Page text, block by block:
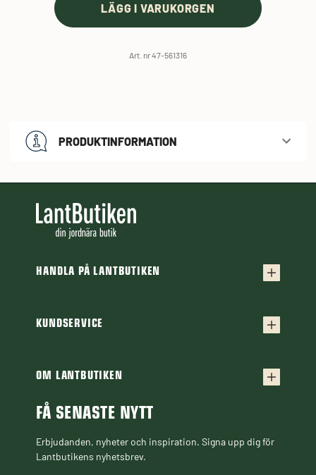
LÄGG I VARUKORGEN
Art. nr 47-561316
PRODUKTINFORMATION
HANDLA PÅ LANTBUTIKEN
Frakt & leverans
Finansiering
Guider & Artiklar
Black Week
KUNDSERVICE
Frågor & svar
Cookiepolicy
OM LANTBUTIKEN
Om Lantbutiken
FÅ SENASTE NYTT
Erbjudanden, nyheter och inspiration. Signa upp dig för
Lantbutikens nyhetsbrev.